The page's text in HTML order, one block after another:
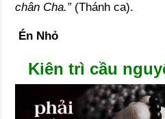
chân Cha.” (Thánh ca).
Én Nhỏ
Kiên trì cầu